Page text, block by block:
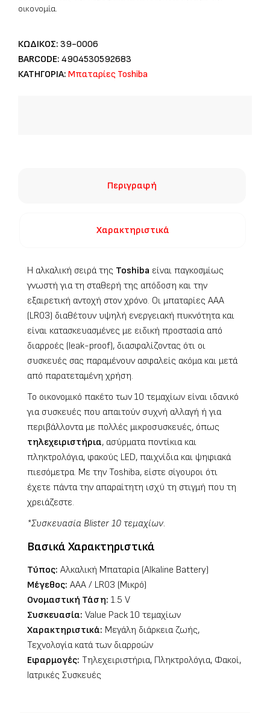
οικονομία.
ΚΩΔΙΚΟΣ: 39-0006
BARCODE: 4904530592683
ΚΑΤΗΓΟΡΙΑ: Μπαταρίες Toshiba
Περιγραφή
Χαρακτηριστικά
Η αλκαλική σειρά της Toshiba είναι παγκοσμίως
γνωστή για τη σταθερή της απόδοση και την
εξαιρετική αντοχή στον χρόνο. Οι μπαταρίες AAA
(LR03) διαθέτουν υψηλή ενεργειακή πυκνότητα και
είναι κατασκευασμένες με ειδική προστασία από
διαρροές (leak-proof), διασφαλίζοντας ότι οι
συσκευές σας παραμένουν ασφαλείς ακόμα και μετά
από παρατεταμένη χρήση.
Το οικονομικό πακέτο των 10 τεμαχίων είναι ιδανικό
για συσκευές που απαιτούν συχνή αλλαγή ή για
περιβάλλοντα με πολλές μικροσυσκευές, όπως
τηλεχειριστήρια, ασύρματα ποντίκια και
πληκτρολόγια, φακούς LED, παιχνίδια και ψηφιακά
πιεσόμετρα. Με την Toshiba, είστε σίγουροι ότι
έχετε πάντα την απαραίτητη ισχύ τη στιγμή που τη
χρειάζεστε.
*Συσκευασία Blister 10 τεμαχίων.
Βασικά Χαρακτηριστικά
Τύπος: Αλκαλική Μπαταρία (Alkaline Battery)
Μέγεθος: AAA / LR03 (Μικρό)
Ονομαστική Τάση: 1.5 V
Συσκευασία: Value Pack 10 τεμαχίων
Χαρακτηριστικά: Μεγάλη διάρκεια ζωής,
Τεχνολογία κατά των διαρροών
Εφαρμογές: Τηλεχειριστήρια, Πληκτρολόγια, Φακοί,
Ιατρικές Συσκευές